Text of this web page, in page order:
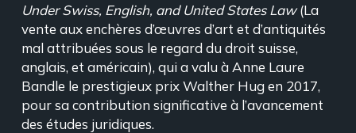
Under Swiss, English, and United States Law(La
vente aux enchères d’œuvres d’art et d’antiquités
mal attribuées sous le regard du droit suisse,
anglais, et américain), qui a valu à Anne Laure
Bandle le prestigieux prix Walther Hug en 2017,
pour sa contribution significative à l’avancement
des études juridiques.